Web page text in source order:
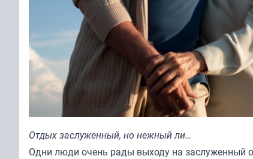
Отдых заслуженный, но нежный ли…
Одни люди очень рады выходу на заслуженный